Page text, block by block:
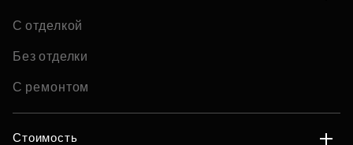
С отделкой
Без отделки
С ремонтом
Стоимость